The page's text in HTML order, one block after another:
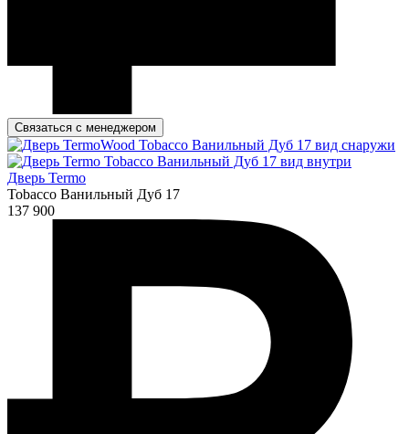
Связаться с менеджером
Дверь Termo
Tobacco Ванильный Дуб 17
137 900